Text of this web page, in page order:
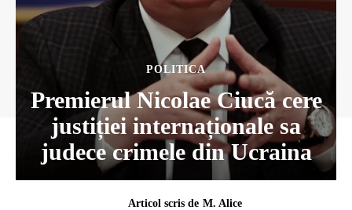
POLITICA
Premierul Nicolae Ciucă cere
justiției internaționale sa
judece crimele din Ucraina
Articol scris de M. Alice